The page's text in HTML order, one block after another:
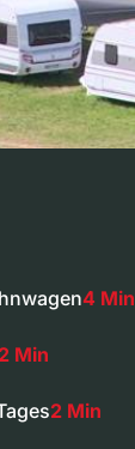
4 Min
2 Min
2 Min